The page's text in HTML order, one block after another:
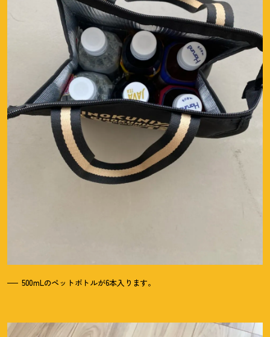
500mLのペットボトルが6本入ります。